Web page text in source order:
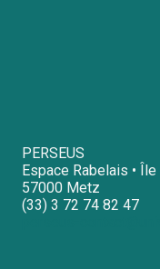
PERSEUS
Espace Rabelais •
57000 Metz
(33) 3 72 74 82 47